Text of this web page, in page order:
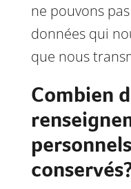
ne pouvons
données qui
que nous
Combien